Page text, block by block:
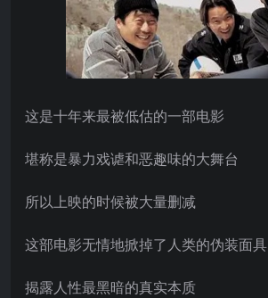
这是十年来最被低估的一部电影
堪称是暴力戏谑和恶趣味的大舞台
所以上映的时候被大量删减
这部电影无情地掀掉了人类的伪装面具
揭露人性最黑暗的真实本质